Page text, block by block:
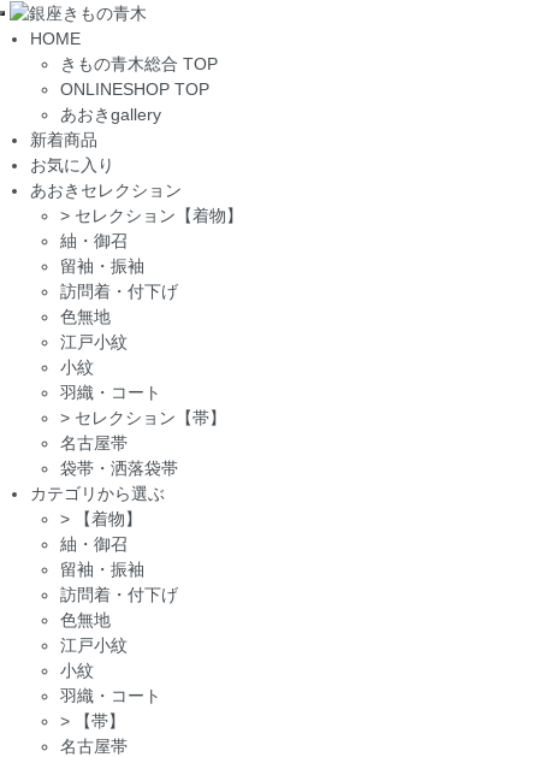
Toggle
navigation
HOME
きもの青木総合 TOP
ONLINESHOP TOP
あおきgallery
新着商品
お気に入り
あおきセレクション
> セレクション【着物】
紬・御召
留袖・振袖
訪問着・付下げ
色無地
江戸小紋
小紋
羽織・コート
> セレクション【帯】
名古屋帯
袋帯・洒落袋帯
カテゴリから選ぶ
>
【着物】
紬・御召
留袖・振袖
訪問着・付下げ
色無地
江戸小紋
小紋
羽織・コート
>
【帯】
名古屋帯